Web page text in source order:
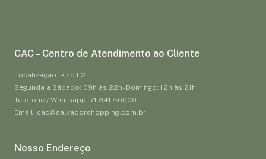
CAC – Centro de Atendimento ao Cliente
Localização: Piso L2
Segunda a Sábado: 09h às 22h - Domingo: 12h às 21h
Telefone / Whatsapp: 71 3417-6000
Email: cac@salvadorshopping.com.br
Nosso Endereço